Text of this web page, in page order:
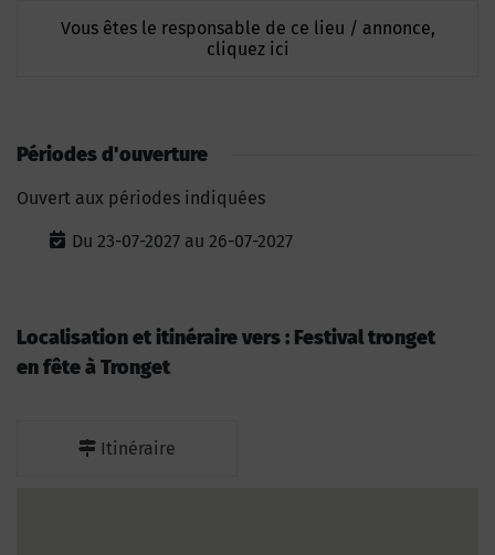
Vous êtes le responsable de ce lieu / annonce,
cliquez ici
Périodes d'ouverture
Ouvert aux périodes indiquées
Du 23-07-2027 au 26-07-2027
Localisation et itinéraire vers : Festival tronget
en fête à Tronget
Itinéraire